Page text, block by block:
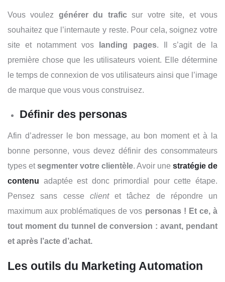
Vous voulez générer du traficsur votre site, et vous
souhaitez que l’internaute y reste. Pour cela, soignez votre
site et notamment vos
landing pages. Il s’agit de la
première chose que les utilisateurs voient. Elle détermine
le temps de connexion de vos utilisateurs ainsi que l’image
de marque que vous vous construisez.
Définir des personas
Afin d’adresser le bon message, au bon moment et à la
bonne personne, vous devez définir des consommateurs
types etsegmenter votre clientèle. Avoir une stratégie de
contenu adaptée est donc primordial pour cette étape.
Pensez sans cesse clientet tâchez de répondre un
maximum aux problématiques de vos personas ! Et ce, à
tout moment du tunnel de conversion : avant, pendant
et après l’acte d’achat.
Les outils du Marketing Automation